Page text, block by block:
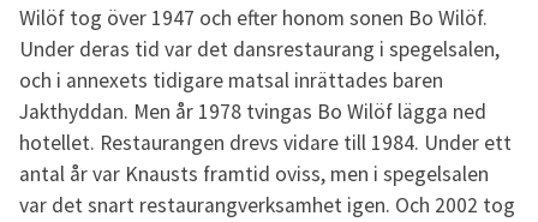
Wilöf tog över 1947 och efter honom sonen Bo Wilöf.
Under deras tid var det dansrestaurang i spegelsalen,
och i annexets tidigare matsal inrättades baren
Jakthyddan. Men år 1978 tvingas Bo Wilöf lägga ned
hotellet. Restaurangen drevs vidare till 1984. Under ett
antal år var Knausts framtid oviss, men i spegelsalen
var det snart restaurangverksamhet igen. Och 2002 tog